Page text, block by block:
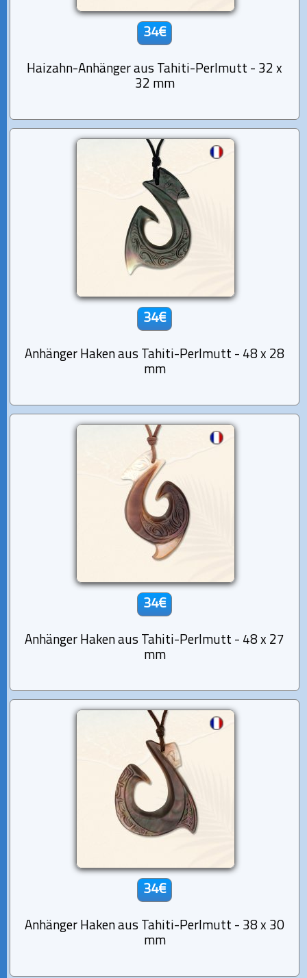
34€
Haizahn-Anhänger aus Tahiti-Perlmutt - 32 x
32 mm
34€
Anhänger Haken aus Tahiti-Perlmutt - 48 x 28
mm
34€
Anhänger Haken aus Tahiti-Perlmutt - 48 x 27
mm
34€
Anhänger Haken aus Tahiti-Perlmutt - 38 x 30
mm